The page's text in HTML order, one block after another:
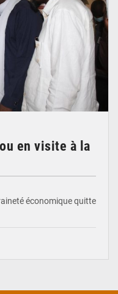
en visite à la
économique quitte